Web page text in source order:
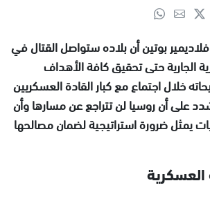
بوتين أن بلاده ستواصل القتال في
الجارية حتى تحقيق كافة الأهداف
خلال اجتماع مع كبار القادة العسكريين
أن روسيا لن تتراجع عن مسارها وأن
يمثل ضرورة استراتيجية لضمان مصالحها